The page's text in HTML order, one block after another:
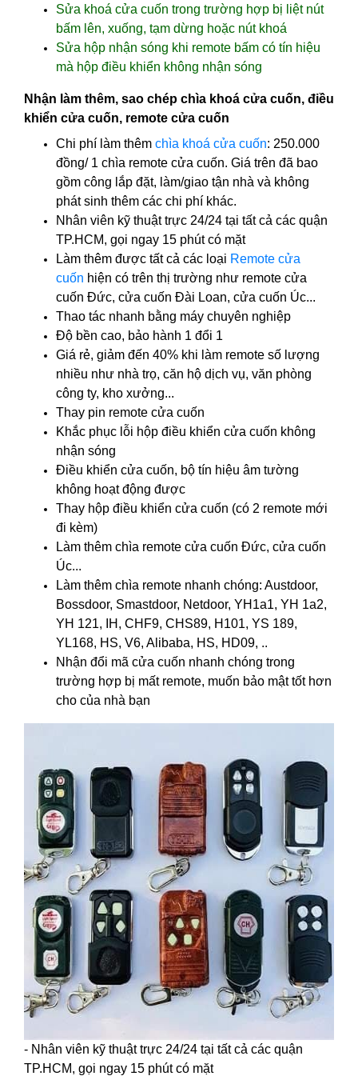
Sửa khoá cửa cuốn trong trường hợp bị liệt nút
bấm lên, xuống, tạm dừng hoặc nút khoá
Sửa hộp nhận sóng khi remote bấm có tín hiệu
mà hộp điều khiển không nhận sóng
Nhận làm thêm, sao chép chìa khoá cửa cuốn, điều
khiển cửa cuốn, remote cửa cuốn
Chi phí làm thêm chìa khoá cửa cuốn: 250.000
đồng/ 1 chìa remote cửa cuốn. Giá trên đã bao
gồm công lắp đặt, làm/giao tận nhà và không
phát sinh thêm các chi phí khác.
Nhân viên kỹ thuật trực 24/24 tại tất cả các quận
TP.HCM, gọi ngay 15 phút có mặt
Làm thêm được tất cả các loại Remote cửa
cuốn hiện có trên thị trường như remote cửa
cuốn Đức, cửa cuốn Đài Loan, cửa cuốn Úc...
Thao tác nhanh bằng máy chuyên nghiệp
Độ bền cao, bảo hành 1 đổi 1
Giá rẻ, giảm đến 40% khi làm remote số lượng
nhiều như nhà trọ, căn hộ dịch vụ, văn phòng
công ty, kho xưởng...
Thay pin remote cửa cuốn
Khắc phục lỗi hộp điều khiển cửa cuốn không
nhận sóng
Điều khiển cửa cuốn, bộ tín hiệu âm tường
không hoạt động được
Thay hộp điều khiển cửa cuốn (có 2 remote mới
đi kèm)
Làm thêm chìa remote cửa cuốn Đức, cửa cuốn
Úc...
Làm thêm chìa remote nhanh chóng: Austdoor,
Bossdoor, Smastdoor, Netdoor, YH1a1, YH 1a2,
YH 121, IH, CHF9, CHS89, H101, YS 189,
YL168, HS, V6, Alibaba, HS, HD09, ..
Nhận đổi mã cửa cuốn nhanh chóng trong
trường hợp bị mất remote, muốn bảo mật tốt hơn
cho của nhà bạn
- Nhân viên kỹ thuật trực 24/24 tại tất cả các quận
TP.HCM, gọi ngay 15 phút có mặt